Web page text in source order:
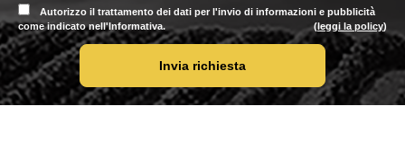
Autorizzo il trattamento dei dati per l'invio di informazioni e pubblicità
come indicato nell'Informativa.
( leggi la policy)
Invia richiesta